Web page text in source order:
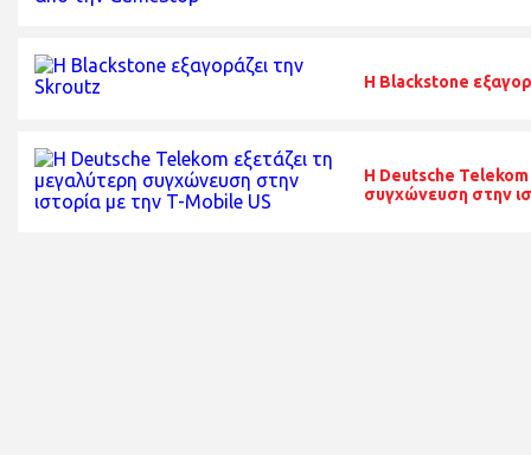
Η Blackstone
Η Deutsche Telekom
συγχώνευση στην